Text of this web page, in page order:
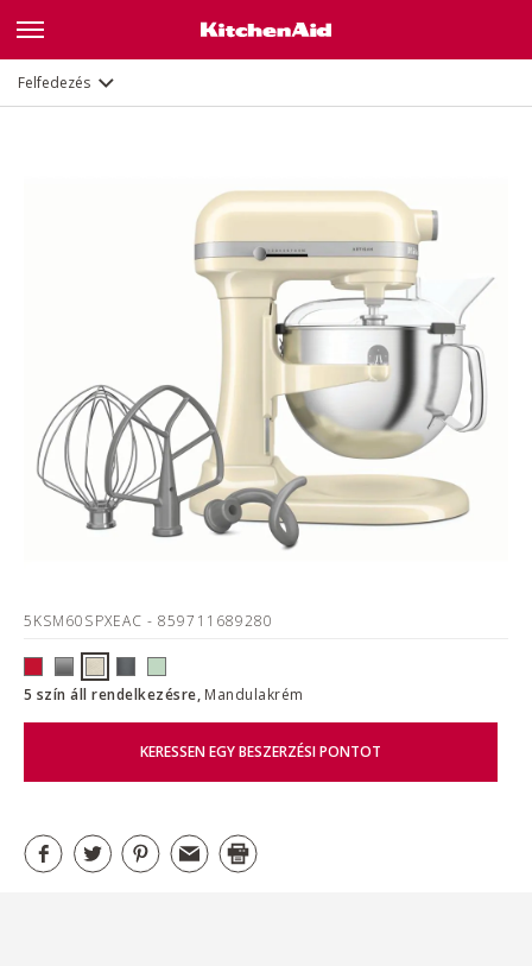
Felfedezés
Leírás
5KSM60SPXEAC- 859711689280
5 szín áll rendelkezésre, Mandulakrém
KERESSEN EGY BESZERZÉSI PONTOT